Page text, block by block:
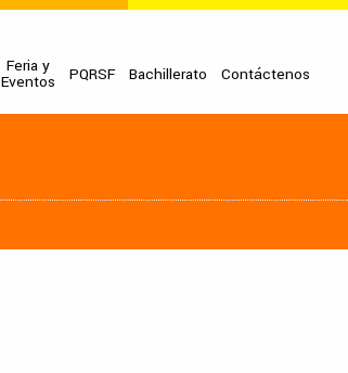
Feria y
Eventos PQRSF Bachillerato Contáctenos